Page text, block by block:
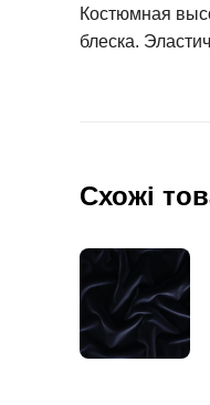
Костюмная
блеска.
Схожі